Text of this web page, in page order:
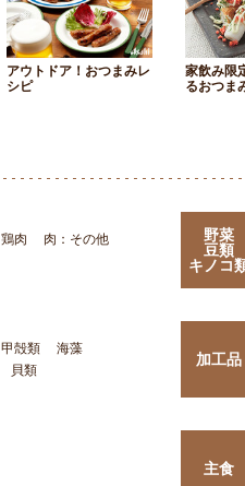
アウトドア！おつまみレ
シピ
家飲み限
るおつま
鶏肉
肉：その他
野菜
豆類
キノコ
甲殻類
海藻
貝類
加工品
主食